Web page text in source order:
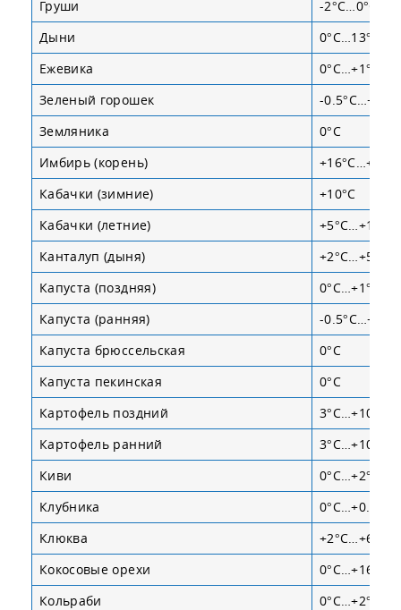
Груши
-2°С…0°С
Дыни
0°С…13°С
Ежевика
0°С…+1°С
Зеленый горошек
-0.5°С…+2°С
Земляника
0°С
Имбирь (корень)
Кабачки (зимние)
+10°С
Кабачки (летние)
+5°С…+10°С
Канталуп (дыня)
+2°С…+5°С
Капуста (поздняя)
0°С…+1°С
Капуста (ранняя)
-
Капуста брюссельская
0°С
Капуста пекинская
0°С
Картофель поздний
3°С…+10°С
Картофель ранний
3°С…+10°С
Киви
0°С…+2°С
Клубника
0°С…+0.5°С
Клюква
+2°С…+6°С
Кокосовые орехи
0°С…+16°С
Кольраби
0°С…+2°С